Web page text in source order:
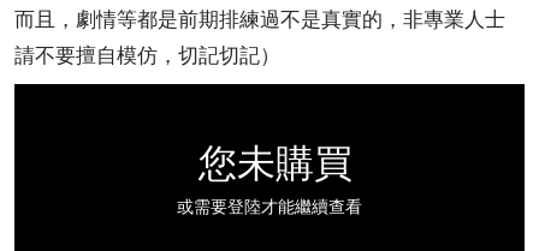
而且，劇情等都是前期排練過不是真實的，非專業人士
請不要擅自模仿，切記切記）
您未購買
或需要登陸才能繼續查看